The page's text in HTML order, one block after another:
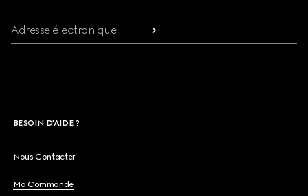
Adresse électronique
BESOIN D'AIDE ?
Nous Contacter
Ma Commande